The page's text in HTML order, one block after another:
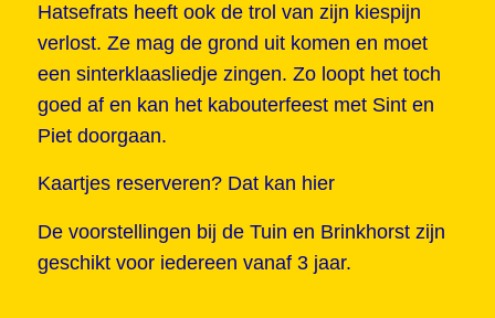
Hatsefrats heeft ook de trol van zijn kiespijn
verlost. Ze mag de grond uit komen en moet
een sinterklaasliedje zingen. Zo loopt het toch
goed af en kan het kabouterfeest met Sint en
Piet doorgaan.
Kaartjes reserveren? Dat kan hier
De voorstellingen bij de Tuin en Brinkhorst zijn
geschikt voor iedereen vanaf 3 jaar.